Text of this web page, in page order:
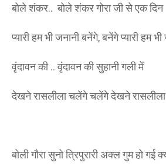
बोले शंकर.. बोले शंकर गोरा जी से एक दिन
प्यारी हम भी जनानी बनेंगे, बनेंगे प्यारी हम
वृंदावन की .. वृंदावन की सुहानी गली में
देखने रासलीला चलेंगे चलेंगे देखने
बोली गौरा सुनो त्रिपुरारी अक्ल गुम हो गई